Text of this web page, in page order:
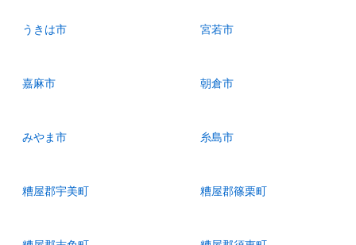
うきは市 宮若市
嘉麻市 朝倉市
みやま市 糸島市
糟屋郡宇美町 糟屋郡篠栗町